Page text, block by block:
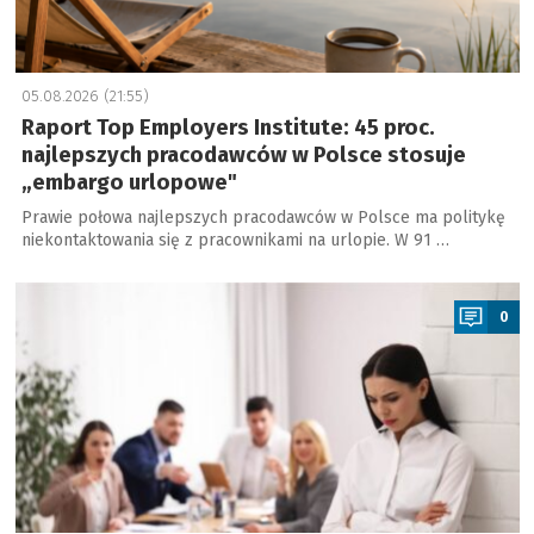
05.08.2026 (21:55)
Raport Top Employers Institute: 45 proc.
najlepszych pracodawców w Polsce stosuje
„embargo urlopowe"
Prawie połowa najlepszych pracodawców w Polsce ma politykę
niekontaktowania się z pracownikami na urlopie. W 91 …
0